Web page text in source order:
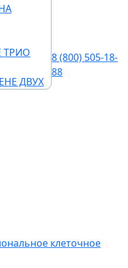
ТРИО
ДВУХ
8 (800) 505-18-
88
клеточное